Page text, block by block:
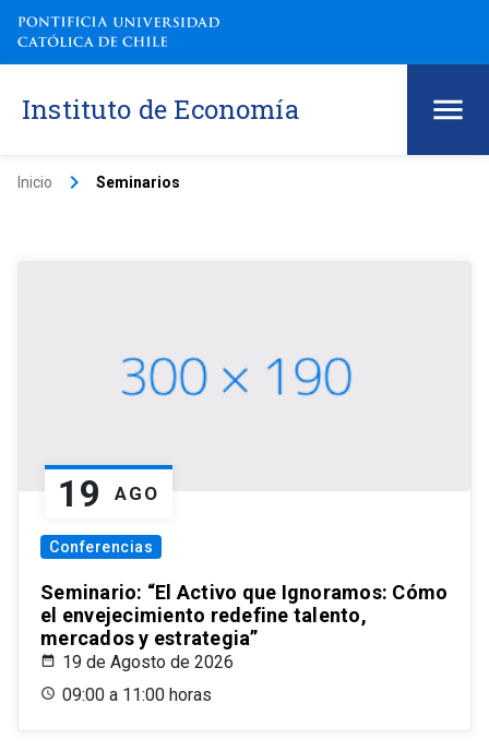
Instituto de Economía
Inicio keyboard_arrow_right Seminarios
19 AGO
Conferencias
Seminario: “El Activo que Ignoramos: Cómo
el envejecimiento redefine talento,
mercados y estrategia”
19 de Agosto de 2026
09:00 a 11:00 horas